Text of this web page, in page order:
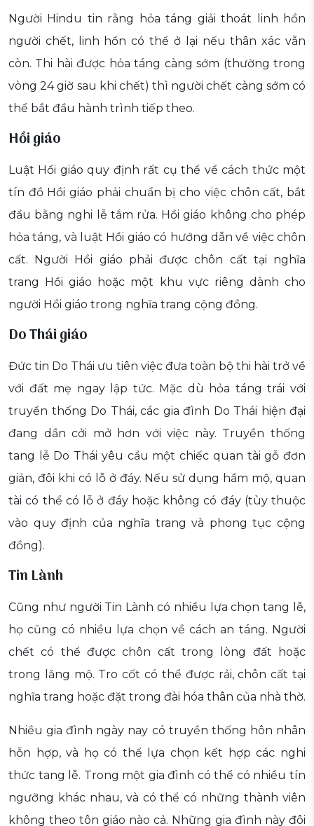
Người Hindu tin rằng hỏa táng giải thoát linh hồn
người chết, linh hồn có thể ở lại nếu thân xác vẫn
còn. Thi hài được hỏa táng càng sớm (thường trong
vòng 24 giờ sau khi chết) thì người chết càng sớm có
thể bắt đầu hành trình tiếp theo.
Hồi giáo
Luật Hồi giáo quy định rất cụ thể về cách thức một
tín đồ Hồi giáo phải chuẩn bị cho việc chôn cất, bắt
đầu bằng nghi lễ tắm rửa. Hồi giáo không cho phép
hỏa táng, và luật Hồi giáo có hướng dẫn về việc chôn
cất. Người Hồi giáo phải được chôn cất tại nghĩa
trang Hồi giáo hoặc một khu vực riêng dành cho
người Hồi giáo trong nghĩa trang cộng đồng.
Do Thái giáo
Đức tin Do Thái ưu tiên việc đưa toàn bộ thi hài trở về
với đất mẹ ngay lập tức. Mặc dù hỏa táng trái với
truyền thống Do Thái, các gia đình Do Thái hiện đại
đang dần cởi mở hơn với việc này. Truyền thống
tang lễ Do Thái yêu cầu một chiếc quan tài gỗ đơn
giản, đôi khi có lỗ ở đáy. Nếu sử dụng hầm mộ, quan
tài có thể có lỗ ở đáy hoặc không có đáy (tùy thuộc
vào quy định của nghĩa trang và phong tục cộng
đồng).
Tin Lành
Cũng như người Tin Lành có nhiều lựa chọn tang lễ,
họ cũng có nhiều lựa chọn về cách an táng. Người
chết có thể được chôn cất trong lòng đất hoặc
trong lăng mộ. Tro cốt có thể được rải, chôn cất tại
nghĩa trang hoặc đặt trong đài hóa thân của nhà thờ.
Nhiều gia đình ngày nay có truyền thống hôn nhân
hỗn hợp, và họ có thể lựa chọn kết hợp các nghi
thức tang lễ. Trong một gia đình có thể có nhiều tín
ngưỡng khác nhau, và có thể có những thành viên
không theo tôn giáo nào cả. Những gia đình này đôi